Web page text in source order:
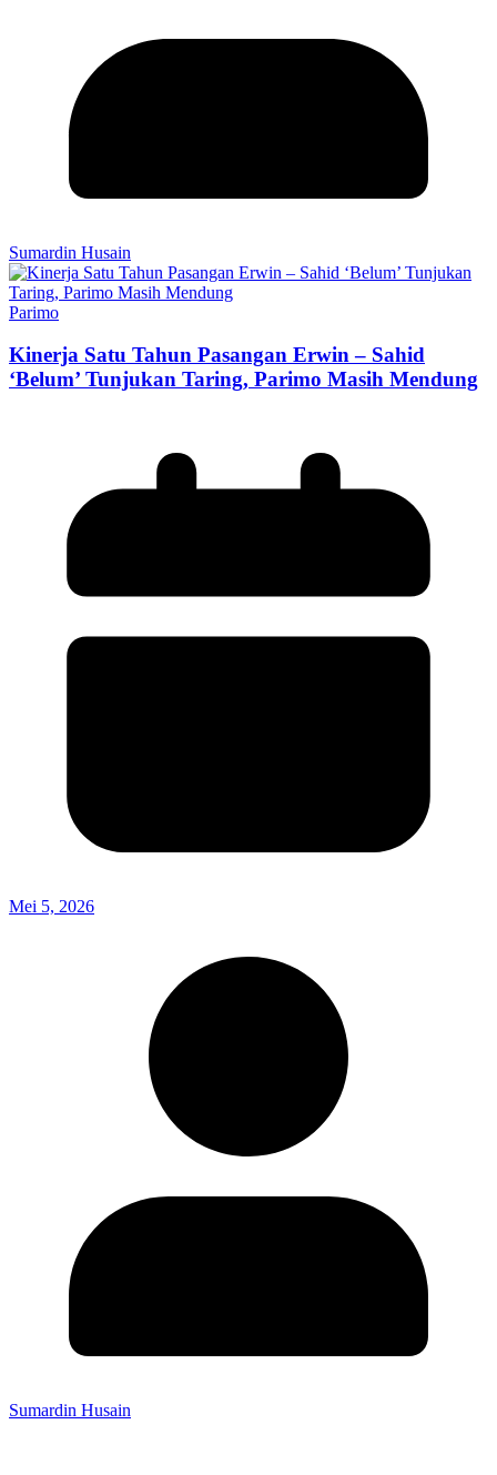
Sumardin Husain
Parimo
Kinerja Satu Tahun Pasangan Erwin – Sahid
‘Belum’ Tunjukan Taring, Parimo Masih Mendung
Mei 5, 2026
Sumardin Husain